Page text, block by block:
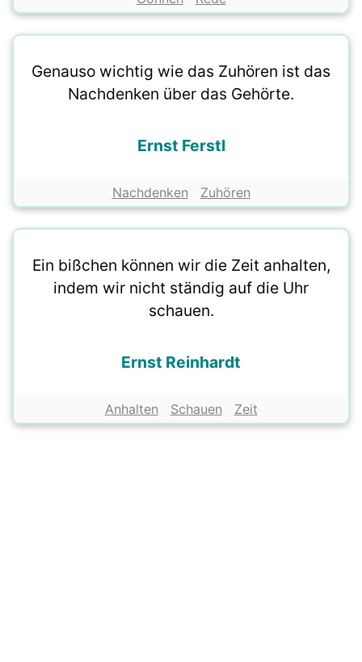
Genauso wichtig wie das Zuhören ist das
Nachdenken über das Gehörte.
Ernst Ferstl
Nachdenken Zuhören
Ein bißchen können wir die Zeit anhalten,
indem wir nicht ständig auf die Uhr
schauen.
Ernst Reinhardt
Anhalten Schauen Zeit